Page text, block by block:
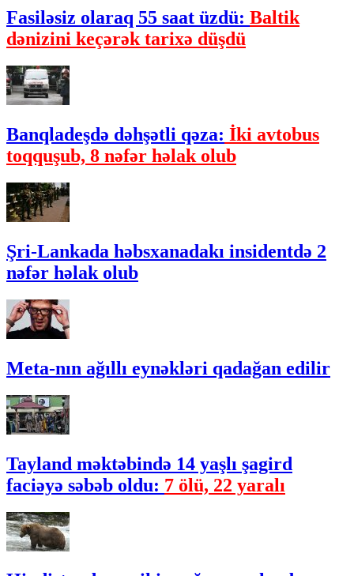
Fasiləsiz olaraq 55 saat üzdü: Baltik
dənizini keçərək tarixə düşdü
Banqladeşdə dəhşətli qəza: İki avtobus
toqquşub, 8 nəfər həlak olub
Şri-Lankada həbsxanadakı insidentdə 2
nəfər həlak olub
Meta-nın ağıllı eynəkləri qadağan edilir
Tayland məktəbində 14 yaşlı şagird
faciəyə səbəb oldu: 7 ölü, 22 yaralı